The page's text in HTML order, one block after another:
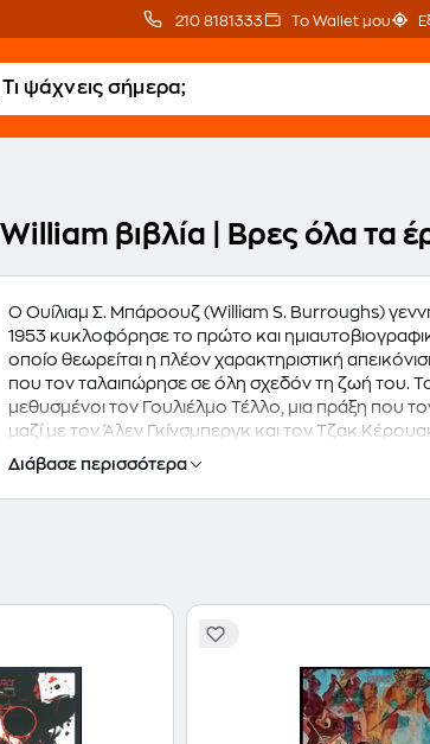
210 8181333 Το Wallet μου
βιβλία | Βρες όλα τα
Ο Ουίλιαμ Σ. Μπάροουζ (William S. Burroughs)
1953 κυκλοφόρησε το πρώτο και
οποίο θεωρείται η πλέον χαρακτηριστική
που τον ταλαιπώρησε σε όλη σχεδόν τη ζωή του.
μεθυσμένοι τον Γουλιέλμο Τέλλο, μια πράξη που
μαζί με τον Άλεν Γκίνσμπεργκ και τον Τζακ
στη λογοτεχνία.Η έρευνά του στη γλώσσα ("η γλώσσα
περίφημα cut-up: "ο καθένας που διαθέτει ένα
στοιχεία του έργου του. Πιο γνωστά του έργα τα
Διάβασε περισσότερα